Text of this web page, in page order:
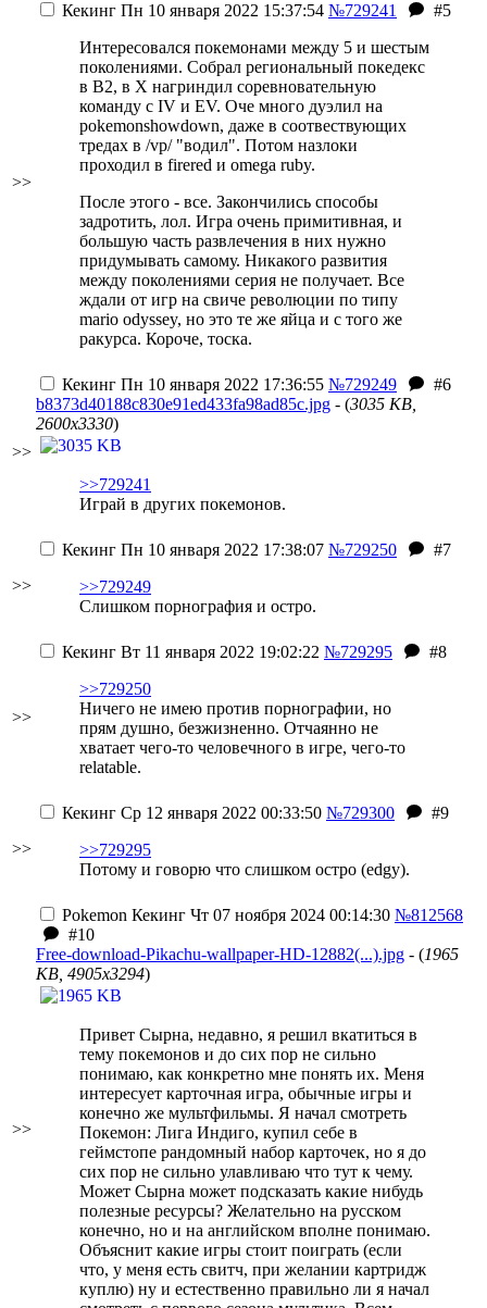
>>
Кекинг Пн 10 января 2022 15:37:54 №729241
#5
Интересовался покемонами между 5 и шестым
поколениями. Собрал региональный покедекс
в B2, в X нагриндил соревновательную
команду с IV и EV. Оче много дуэлил на
pokemonshowdown, даже в соотвествующих
тредах в /vp/ "водил". Потом назлоки
проходил в firered и omega ruby.
После этого - все. Закончились способы
задротить, лол. Игра очень примитивная, и
большую часть развлечения в них нужно
придумывать самому. Никакого развития
между поколениями серия не получает. Все
ждали от игр на свиче революции по типу
mario odyssey, но это те же яйца и с того же
ракурса. Короче, тоска.
>>
Кекинг Пн 10 января 2022 17:36:55 №729249
#6
b8373d40188c830e91ed433fa98ad85c.jpg - (3035 KB,
2600x3330)
>>729241
Играй в других покемонов.
>>
Кекинг Пн 10 января 2022 17:38:07 №729250
#7
>>729249
Слишком порнография и остро.
>>
Кекинг Вт 11 января 2022 19:02:22 №729295
#8
>>729250
Ничего не имею против порнографии, но
прям душно, безжизненно. Отчаянно не
хватает чего-то человечного в игре, чего-то
relatable.
>>
Кекинг Ср 12 января 2022 00:33:50 №729300
#9
>>729295
Потому и говорю что слишком остро (edgy).
>>
Pokemon Кекинг Чт 07 ноября 2024 00:14:30 №812568
#10
Free-download-Pikachu-wallpaper-HD-12882(...).jpg - (1965
KB, 4905x3294)
Привет Сырна, недавно, я решил вкатиться в
тему покемонов и до сих пор не сильно
понимаю, как конкретно мне понять их. Меня
интересует карточная игра, обычные игры и
конечно же мультфильмы. Я начал смотреть
Покемон: Лига Индиго, купил себе в
геймстопе рандомный набор карточек, но я до
сих пор не сильно улавливаю что тут к чему.
Может Сырна может подсказать какие нибудь
полезные ресурсы? Желательно на русском
конечно, но и на английском вполне понимаю.
Объяснит какие игры стоит поиграть (если
что, у меня есть свитч, при желании картридж
куплю) ну и естественно правильно ли я начал